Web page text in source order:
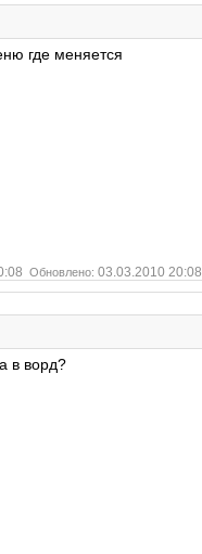
где меняется
Обновлено: 03.03.2010 20:08
в ворд?